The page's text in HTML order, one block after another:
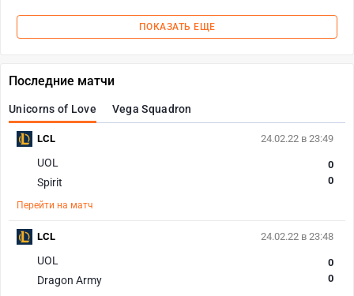
ПОКАЗАТЬ ЕЩЕ
Последние матчи
Unicorns of Love Vega Squadron
24.02.22 в 23:49
UOL
Spirit
0
0
Перейти на матч
LCL
24.02.22 в 23:48
UOL
Dragon Army
0
0
LCL